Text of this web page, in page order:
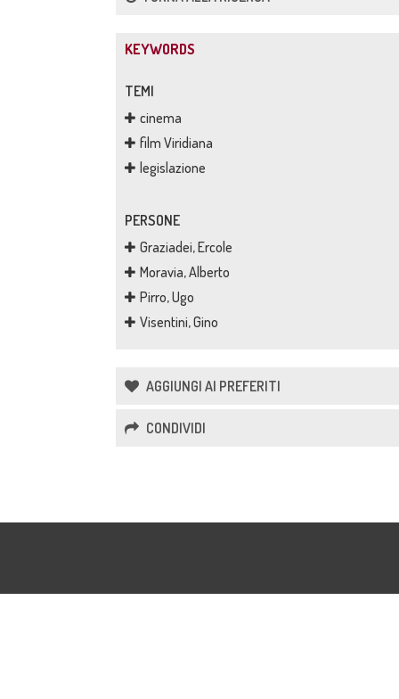
KEYWORDS
TEMI
cinema
film Viridiana
legislazione
PERSONE
Graziadei, Ercole
Moravia, Alberto
Pirro, Ugo
Visentini, Gino
AGGIUNGI AI PREFERITI
CONDIVIDI